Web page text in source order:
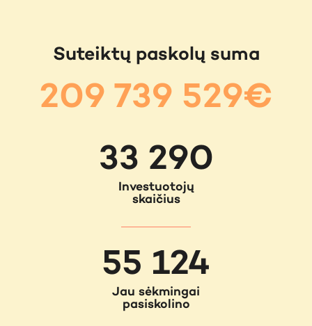
Suteiktų paskolų suma
209 739 529€
33 290
Investuotojų
skaičius
55 124
Jau sėkmingai
pasiskolino